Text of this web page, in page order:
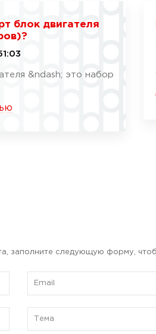
блок двигателя
&ndash; это набор
заполните следующую форму,